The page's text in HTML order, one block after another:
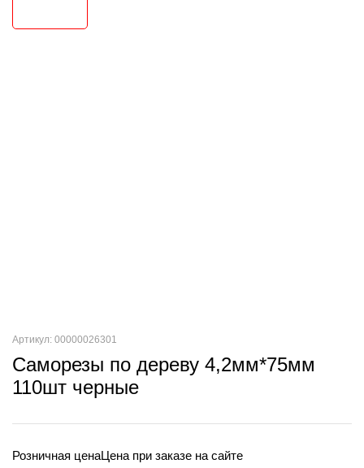
Артикул: 00000026301
Саморезы по дереву 4,2мм*75мм
110шт черные
Розничная ценаЦена при заказе на сайте